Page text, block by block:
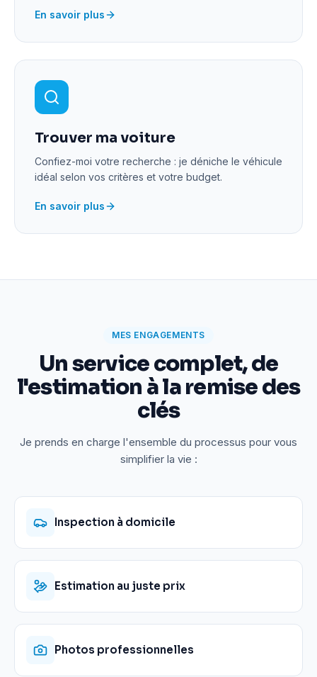
En savoir plus
Trouver ma voiture
Confiez-moi votre recherche : je déniche le véhicule
idéal selon vos critères et votre budget.
En savoir plus
MES ENGAGEMENTS
Un service complet, de
l'estimation à la remise des
clés
Je prends en charge l'ensemble du processus pour vous
simplifier la vie :
Inspection à domicile
Estimation au juste prix
Photos professionnelles